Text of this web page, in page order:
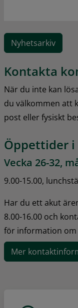
Nyhetsarkiv
Kontakta
När du inte kan
du välkommen att
post eller fysiskt
Öppettider
Vecka 26-32,
9.00-15.00,
Har du ett akut
8.00-16.00 och
för information
Mer